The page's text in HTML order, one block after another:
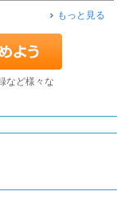
もっと見る
など様々な